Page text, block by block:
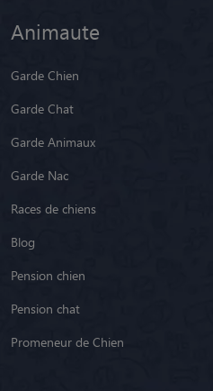
Animaute
Garde Chien
Garde Chat
Garde Animaux
Garde Nac
Races de chiens
Blog
Pension chien
Pension chat
Promeneur de Chien